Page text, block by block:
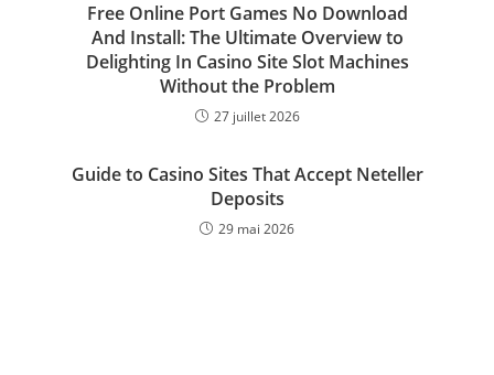
Free Online Port Games No Download
And Install: The Ultimate Overview to
Delighting In Casino Site Slot Machines
Without the Problem
27 juillet 2026
Guide to Casino Sites That Accept Neteller
Deposits
29 mai 2026